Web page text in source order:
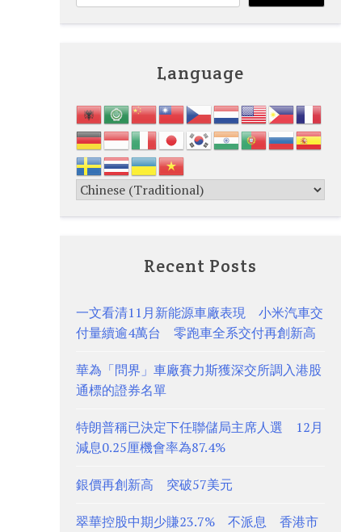
Language
Recent Posts
一文看清11月新能源車廠表現 小米汽車交
付量續逾4萬台 零跑車全系交付再創新高
華為「問界」車廠賽力斯獲深交所調入港股
通標的證券名單
特朗普稱已決定下任聯儲局主席人選 12月
減息0.25厘機會率為87.4%
銀價再創新高 突破57美元
翠華控股中期少賺23.7% 不派息 香港市